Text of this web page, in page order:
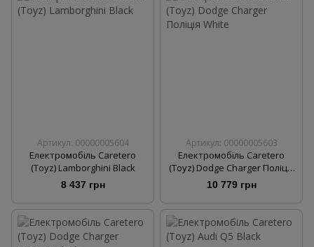
Артикул: 00000005604
Електромобіль Caretero
(Toyz) Lamborghini Black
8 437 грн
Артикул: 00000005603
Електромобіль Caretero
(Toyz) Dodge Charger Поліція
White
10 779 грн